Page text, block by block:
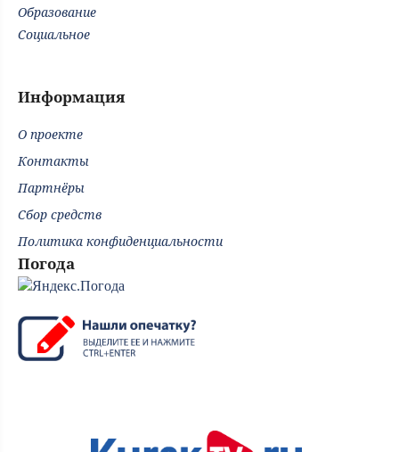
Образование
Социальное
Информация
О проекте
Контакты
Партнёры
Сбор средств
Политика конфиденциальности
Погода